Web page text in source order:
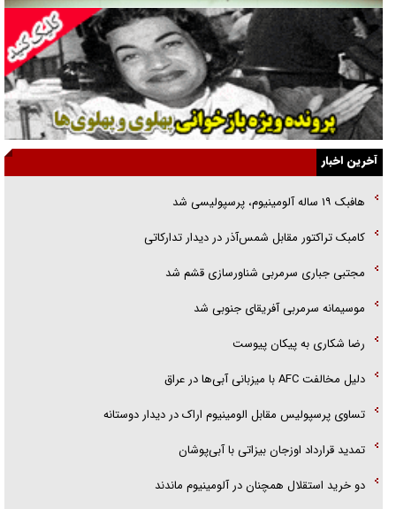
همه آقای دوربینی شده‌ایم!
قصه ناتمام سرویس مدارس
آیا مقاومت فلسطین خلع‌سلاح می‌شود؟
الگوی وحدت‌آفرین در ادراک سیاست خارجی
گفتگوی دکتر اخوان مدیرمسئول روزنامه جوان با برنامه تلویزیونی «نبرد
هرمز»
امام حسین (ع) کشته سیرت‌های عصر جاهلی شد
فریاد‌ها و ناله‌های دوستان مبارزدلم را آتش می‌زد
آخرین اخبار
هافبک ۱۹ ساله آلومینیوم، پرسپولیسی شد
کامبک تراکتور مقابل شمس‌آذر در دیدار تدارکاتی
مجتبی جباری سرمربی شناورسازی قشم شد
موسیمانه سرمربی آفریقای جنوبی شد
رضا شکاری به پیکان پیوست
دلیل مخالفت AFC با میزبانی آبی‌ها در عراق
تساوی پرسپولیس مقابل الومینیوم اراک در دیدار دوستانه
تمدید قرارداد اوزجان بیزاتی با آبی‌پوشان
دو خرید استقلال همچنان در آلومینیوم ماندند